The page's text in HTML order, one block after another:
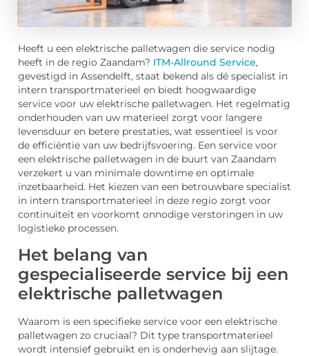
Heeft u een elektrische palletwagen die service nodig
heeft in de regio Zaandam? ITM-Allround Service,
gevestigd in Assendelft, staat bekend als dé specialist in
intern transportmaterieel en biedt hoogwaardige
service voor uw elektrische palletwagen. Het regelmatig
onderhouden van uw materieel zorgt voor langere
levensduur en betere prestaties, wat essentieel is voor
de efficiëntie van uw bedrijfsvoering. Een service voor
een elektrische palletwagen in de buurt van Zaandam
verzekert u van minimale downtime en optimale
inzetbaarheid. Het kiezen van een betrouwbare specialist
in intern transportmaterieel in deze regio zorgt voor
continuïteit en voorkomt onnodige verstoringen in uw
logistieke processen.
Het belang van
gespecialiseerde service bij een
elektrische palletwagen
Waarom is een specifieke service voor een elektrische
palletwagen zo cruciaal? Dit type transportmaterieel
wordt intensief gebruikt en is onderhevig aan slijtage.